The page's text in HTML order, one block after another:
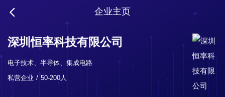
企业主页
深圳恒率科技有限公司
电子技术、半导体、集成电路
私营企业
50-200人